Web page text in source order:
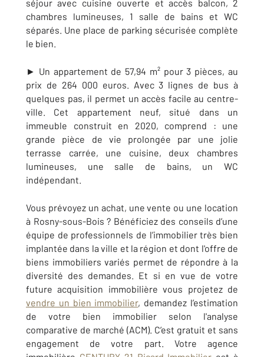
séjour avec cuisine ouverte et accès balcon, 2
chambres lumineuses, 1 salle de bains et WC
séparés. Une place de parking sécurisée complète
le bien.
► Un appartement de 57,94 m² pour 3 pièces, au
prix de 264 000 euros. Avec 3 lignes de bus à
quelques pas, il permet un accès facile au centre-
ville. Cet appartement neuf, situé dans un
immeuble construit en 2020, comprend : une
grande pièce de vie prolongée par une jolie
terrasse carrée, une cuisine, deux chambres
lumineuses, une salle de bains, un WC
indépendant.
Vous prévoyez un achat, une vente ou une location
à Rosny-sous-Bois ? Bénéficiez des conseils d’une
équipe de professionnels de l’immobilier très bien
implantée dans la ville et la région et dont l'offre de
biens immobiliers variés permet de répondre à la
diversité des demandes. Et si en vue de votre
future acquisition immobilière vous projetez de
vendre un bien immobilier, demandez l’estimation
de votre bien immobilier selon l'analyse
comparative de marché (ACM). C’est gratuit et sans
engagement de votre part. Votre agence